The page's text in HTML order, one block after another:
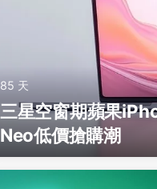
85 天
三星空窗期蘋果
Neo低價搶購潮